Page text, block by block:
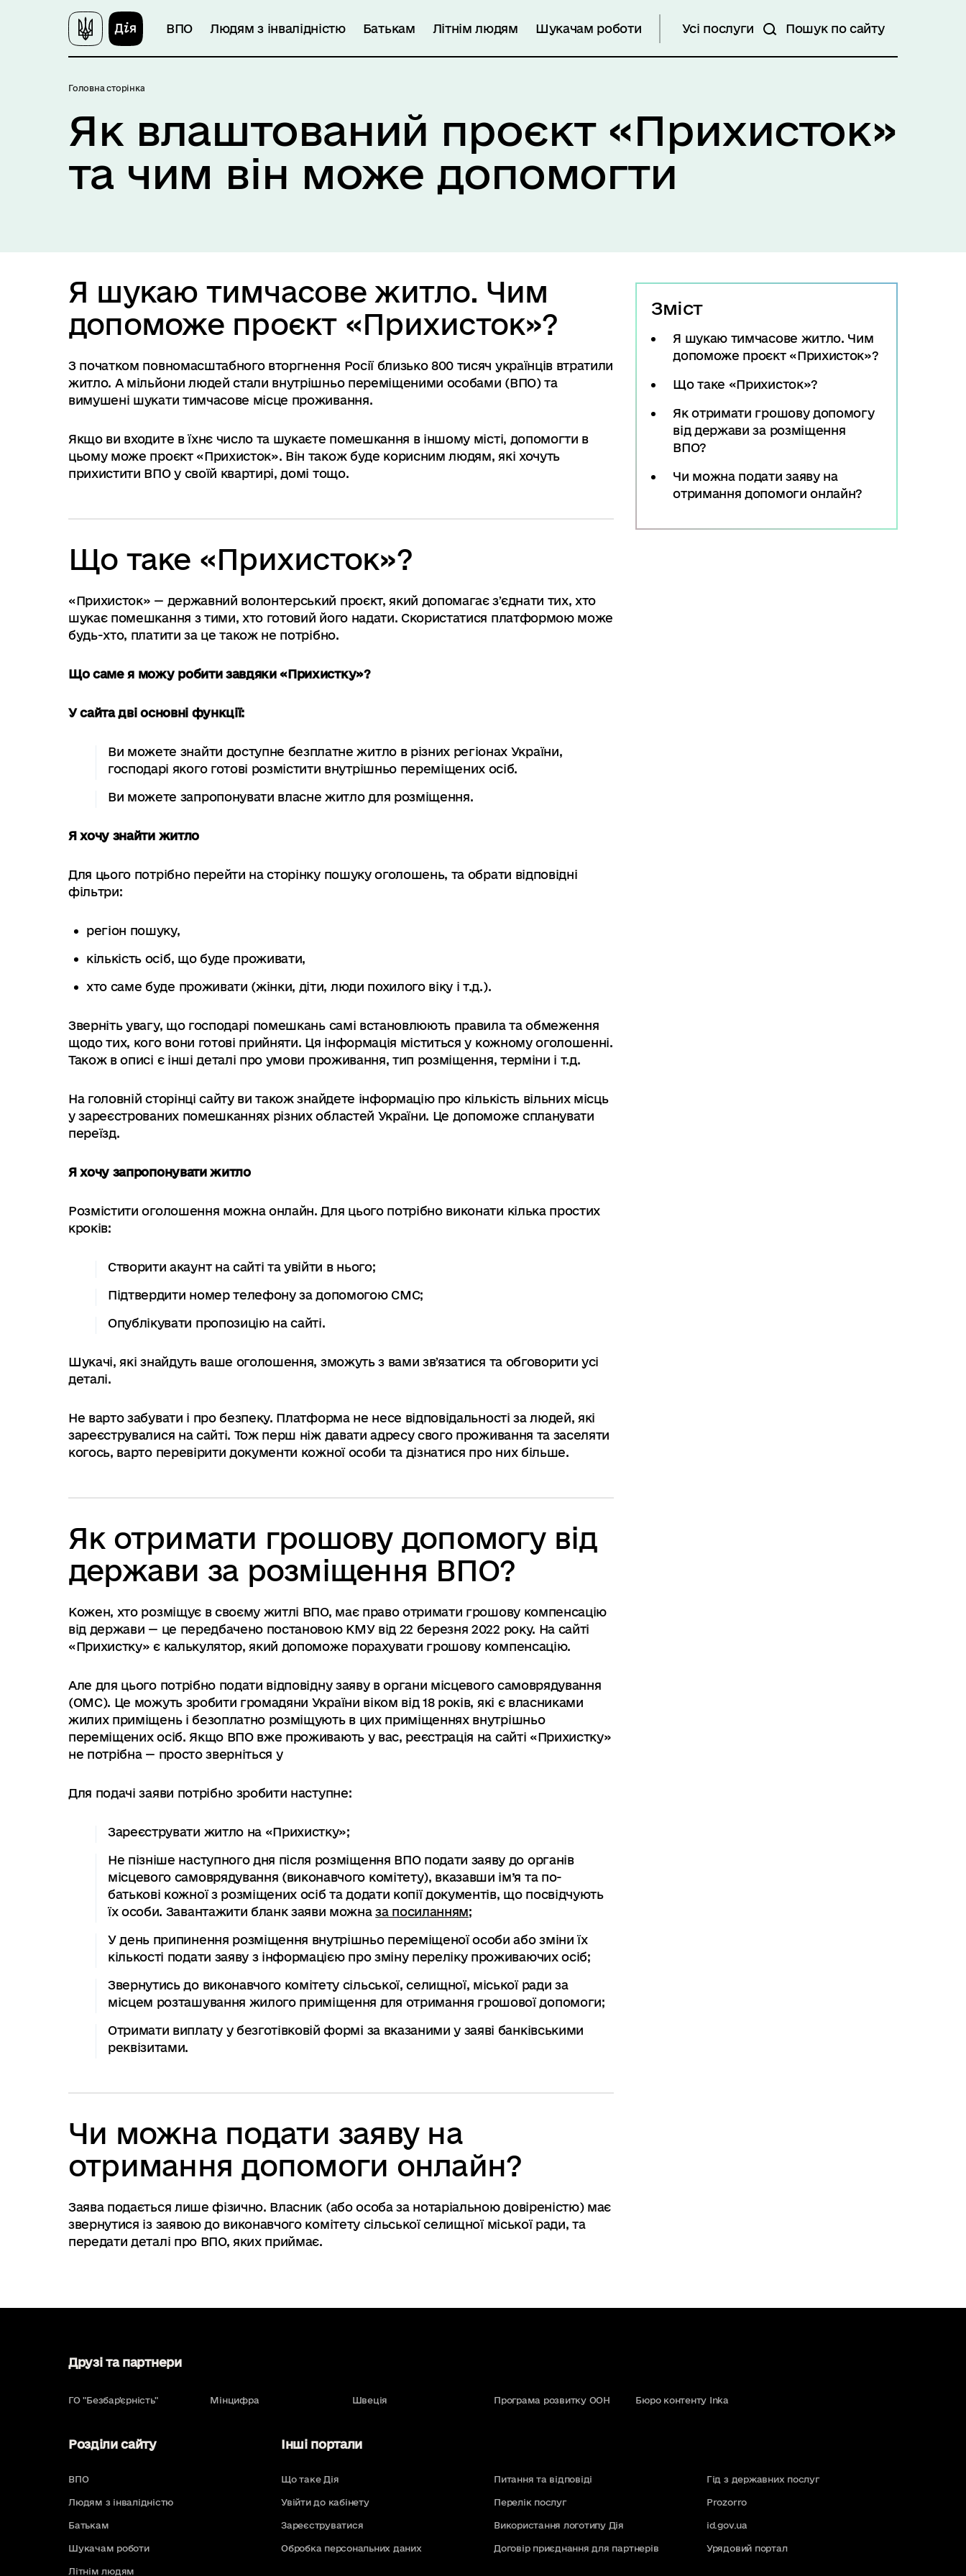
ВПО Людям з інвалідністю Батькам Літнім людям Шукачам роботи Усі послуги Пошук по сайту
Головна сторінка
Як влаштований проєкт «Прихисток»
та чим він може допомогти
Зміст
Я шукаю тимчасове житло. Чим
допоможе проєкт «Прихисток»?
Що таке «Прихисток»?
Як отримати грошову допомогу
від держави за розміщення
ВПО?
Чи можна подати заяву на
отримання допомоги онлайн?
Я шукаю тимчасове житло. Чим
допоможе проєкт «Прихисток»?
З початком повномасштабного вторгнення Росії близько 800 тисяч українців втратили
житло. А мільйони людей стали внутрішньо переміщеними особами (ВПО) та
вимушені шукати тимчасове місце проживання.
Якщо ви входите в їхнє число та шукаєте помешкання в іншому місті, допомогти в
цьому може проєкт «Прихисток». Він також буде корисним людям, які хочуть
прихистити ВПО у своїй квартирі, домі тощо.
Що таке «Прихисток»?
«Прихисток» — державний волонтерський проєкт, який допомагає зʼєднати тих, хто
шукає помешкання з тими, хто готовий його надати. Скористатися платформою може
будь-хто, платити за це також не потрібно.
Що саме я можу робити завдяки «Прихистку»?
У сайта дві основні функції:
Ви можете знайти доступне безплатне житло в різних регіонах України,
господарі якого готові розмістити внутрішньо переміщених осіб.
Ви можете запропонувати власне житло для розміщення.
Я хочу знайти житло
Для цього потрібно перейти на сторінку пошуку оголошень, та обрати відповідні
фільтри:
регіон пошуку,
кількість осіб, що буде проживати,
хто саме буде проживати (жінки, діти, люди похилого віку і т.д.).
Зверніть увагу, що господарі помешкань самі встановлюють правила та обмеження
щодо тих, кого вони готові прийняти. Ця інформація міститься у кожному оголошенні.
Також в описі є інші деталі про умови проживання, тип розміщення, терміни і т.д.
На головній сторінці сайту ви також знайдете інформацію про кількість вільних місць
у зареєстрованих помешканнях різних областей України. Це допоможе спланувати
переїзд.
Я хочу запропонувати житло
Розмістити оголошення можна онлайн. Для цього потрібно виконати кілька простих
кроків:
Створити акаунт на сайті та увійти в нього;
Підтвердити номер телефону за допомогою СМС;
Опублікувати пропозицію на сайті.
Шукачі, які знайдуть ваше оголошення, зможуть з вами звʼязатися та обговорити усі
деталі.
Не варто забувати і про безпеку. Платформа не несе відповідальності за людей, які
зареєструвалися на сайті. Тож перш ніж давати адресу свого проживання та заселяти
когось, варто перевірити документи кожної особи та дізнатися про них більше.
Як отримати грошову допомогу від
держави за розміщення ВПО?
Кожен, хто розміщує в своєму житлі ВПО, має право отримати грошову компенсацію
від держави — це передбачено постановою КМУ від 22 березня 2022 року. На сайті
«Прихистку» є калькулятор, який допоможе порахувати грошову компенсацію.
Але для цього потрібно подати відповідну заяву в органи місцевого самоврядування
(ОМС). Це можуть зробити громадяни України віком від 18 років, які є власниками
жилих приміщень і безоплатно розміщують в цих приміщеннях внутрішньо
переміщених осіб. Якщо ВПО вже проживають у вас, реєстрація на сайті «Прихистку»
не потрібна — просто зверніться у
Для подачі заяви потрібно зробити наступне:
Зареєструвати житло на «Прихистку»;
Не пізніше наступного дня після розміщення ВПО подати заяву до органів
місцевого самоврядування (виконавчого комітету), вказавши ім’я та по-
батькові кожної з розміщених осіб та додати копії документів, що посвідчують
їх особи. Завантажити бланк заяви можназа посиланням;
У день припинення розміщення внутрішньо переміщеної особи або зміни їх
кількості подати заяву з інформацією про зміну переліку проживаючих осіб;
Звернутись до виконавчого комітету сільської, селищної, міської ради за
місцем розташування жилого приміщення для отримання грошової допомоги;
Отримати виплату у безготівковій формі за вказаними у заяві банківськими
реквізитами.
Чи можна подати заяву на
отримання допомоги онлайн?
Заява подається лише фізично. Власник (або особа за нотаріальною довіреністю) має
звернутися із заявою до виконавчого комітету сільської селищної міської ради, та
передати деталі про ВПО, яких приймає.
Друзі та партнери
ГО "Безбар'єрність" Мінцифра Швеція Програма розвитку ООН Бюро контенту Inka
Розділи сайту
ВПО
Людям з інвалідністю
Батькам
Шукачам роботи
Літнім людям
Інші портали
Що таке Дія
Увійти до кабінету
Зареєструватися
Обробка персональних даних
Питання та відповіді
Перелік послуг
Використання логотипу Дія
Договір приєднання для партнерів
Гід з державних послуг
Prozorro
id.gov.ua
Урядовий портал